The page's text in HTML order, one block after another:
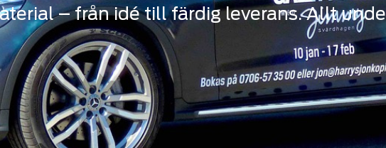
– från idé till färdig leverans. Allt